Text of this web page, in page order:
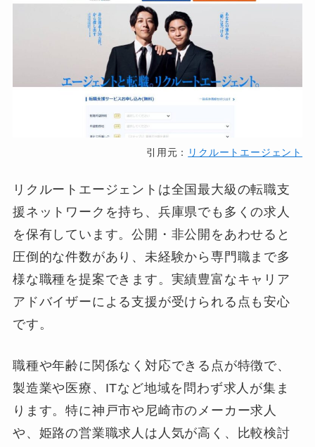
引用元： リクルートエージェント
リクルートエージェントは全国最大級の転職支
援ネットワークを持ち、兵庫県でも多くの求人
を保有しています。公開・非公開をあわせると
圧倒的な件数があり、未経験から専門職まで多
様な職種を提案できます。実績豊富なキャリア
アドバイザーによる支援が受けられる点も安心
です。
職種や年齢に関係なく対応できる点が特徴で、
製造業や医療、ITなど地域を問わず求人が集ま
ります。特に神戸市や尼崎市のメーカー求人
や、姫路の営業職求人は人気が高く、比較検討